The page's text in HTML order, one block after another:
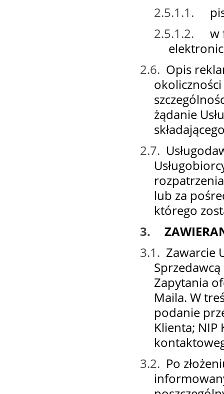
2.5.1.1.
2.5.1.2.
w
2.6. Opis
żądanie
2.7.
lub za
którego
3.
3.1. Zawarcie
Zapytania
Maila. W
podanie
Klienta;
3.2. Po